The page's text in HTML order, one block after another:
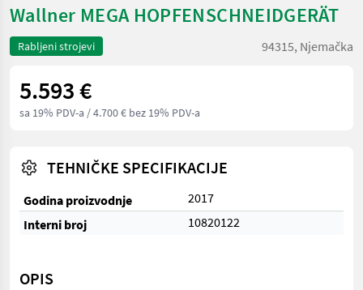
Wallner MEGA HOPFENSCHNEIDGERÄT
Rabljeni strojevi 94315, Njemačka
5.593 €
sa 19% PDV-a / 4.700 € bez 19% PDV-a
TEHNIČKE SPECIFIKACIJE
Godina proizvodnje
2017
Interni broj
10820122
OPIS